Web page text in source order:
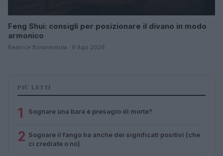
Feng Shui: consigli per posizionare il divano in modo
armonico
Beatrice Bonaventura · 9 Ago 2026
PIÙ LETTI
1 Sognare una bara è presagio di morte?
2 Sognare il fango ha anche dei significati positivi (che
ci crediate o no)